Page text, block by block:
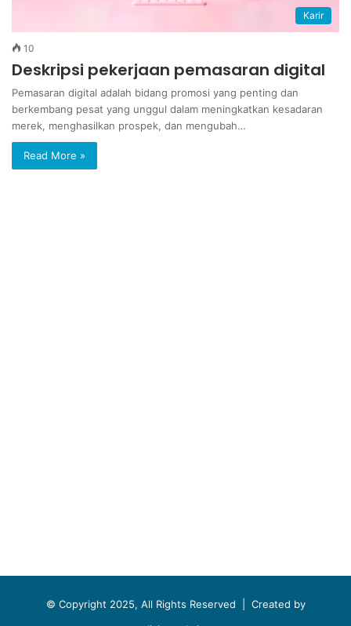
Karir
10
Deskripsi pekerjaan pemasaran digital
Pemasaran digital adalah bidang promosi yang penting dan
berkembang pesat yang unggul dalam meningkatkan kesadaran
merek, menghasilkan prospek, dan mengubah…
Read More »
© Copyright 2025, All Rights Reserved | Created by